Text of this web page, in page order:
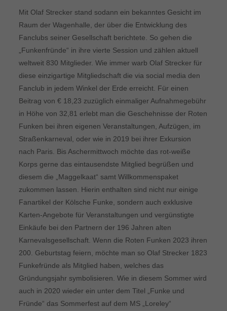
Mit Olaf Strecker stand sodann ein bekanntes Gesicht im
Raum der Wagenhalle, der über die Entwicklung des
Fanclubs seiner Gesellschaft berichtete. So gehen die
„Funkenfründe“ in ihre vierte Session und zählen aktuell
weltweit 830 Mitglieder. Wie immer warb Olaf Strecker für
diese einzigartige Mitgliedschaft die via social media den
Fanclub in jedem Winkel der Erde erreicht. Für einen
Beitrag von € 18,23 zuzüglich einmaliger Aufnahmegebühr
in Höhe von 32,81 erlebt man die Geschehnisse der Roten
Funken bei ihren eigenen Veranstaltungen, Aufzügen, im
Straßenkarneval, oder wie in 2019 bei ihrer Exkursion
nach Paris. Bis Aschermittwoch möchte das rot-weiße
Korps gerne das eintausendste Mitglied begrüßen und
diesem die „Maggelkaat“ samt Willkommenspaket
zukommen lassen. Hierin enthalten sind nicht nur einige
Fanartikel der Kölsche Funke, sondern auch exklusive
Karten-Angebote für Veranstaltungen und vergünstigte
Einkäufe bei den Partnern der 196 Jahren alten
Karnevalsgesellschaft. Wenn die Roten Funken 2023 ihren
200. Geburtstag feiern, möchte man so Olaf Strecker 1823
Funkefründe als Mitglied haben, welches das
Gründungsjahr symbolisieren. Wie in diesem Sommer wird
auch in 2020 wieder ein unter dem Titel „Funke und
Fründe“ das Sommerfest auf dem MS „Loreley“